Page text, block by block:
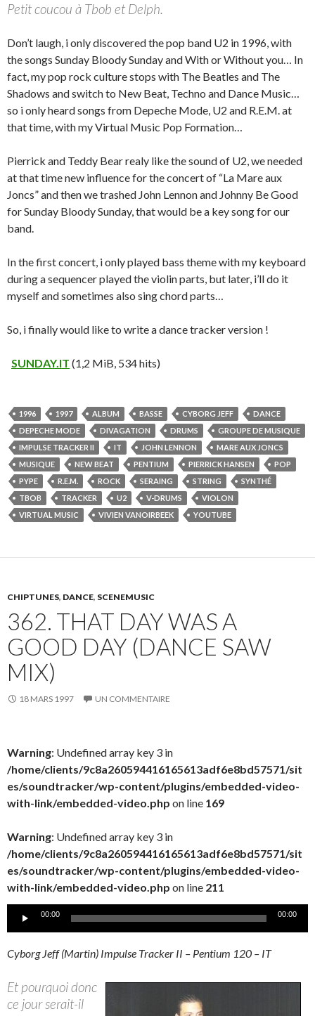
Petit coucou à Tbob et Delph.
Don’t laugh, i only discovered the pop band U2 in 1996, with
the songs Sunday Bloody Sunday and With or Without you… In
fact, my pop rock culture stops with The Beatles and The
Shadows and switch to New Beat, Techno and Dance Music…
so i only heard songs from Depeche Mode, U2 and R.E.M. at
that time, with my Virtual Music Pop Formation…
Pierrick and Teddy Bear realy like the sound of U2, we needed
at that time new influence for the concert of “La Mare aux
Joncs” and then we trashed John Lennon and Johnny Be Good
for Sunday Bloody Sunday, that would be a key song for our
band.
In the first concert, i only played bass theme with my keyboard
during a sequencer played the violin parts, but later, i’ll do it
myself and sometimes also sing chord parts…
So, i finally would like to write a dance tracker version !
SUNDAY.IT (1,2 MiB, 534 hits)
1996 1997 ALBUM BASSE CYBORG JEFF
DANCE
DEPECHE MODE
DIVAGATION DRUMS
GROUPE DE MUSIQUE
IMPULSE TRACKER II
IT JOHN LENNON
MARE AUX JONCS
MUSIQUE
NEW BEAT PENTIUM PIERRICK HANSEN
POP
PYPE
R.E.M. ROCK SERAING STRING
SYNTHÉ
TBOB
TRACKER U2 V-DRUMS
VIOLON
VIRTUAL MUSIC
VIVIEN VANOIRBEEK YOUTUBE
CHIPTUNES, DANCE, SCENEMUSIC
362. THAT DAY WAS A
GOOD DAY (DANCE SAW
MIX)
18 MARS 1997 UN COMMENTAIRE
Warning: Undefined array key 3 in
/home/clients/9c8a260594416165613adf6e8bd57571/sit
es/soundtracker/wp-content/plugins/embedded-video-
with-link/embedded-video.php on line 169
Warning: Undefined array key 3 in
/home/clients/9c8a260594416165613adf6e8bd57571/sit
es/soundtracker/wp-content/plugins/embedded-video-
with-link/embedded-video.php on line 211
Lecteur00:00 00:00
Cyborg Jeff (Martin) Impulse Tracker II – Pentium 120 – IT
Et pourquoi donc
ce jour serait-il